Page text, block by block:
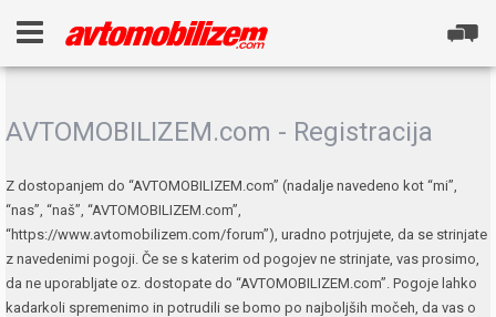
AVTOMOBILIZEM.com - Registracija
Z dostopanjem do “AVTOMOBILIZEM.com” (nadalje navedeno kot “mi”,
“nas”, “naš”, “AVTOMOBILIZEM.com”,
“https://www.avtomobilizem.com/forum”), uradno potrjujete, da se strinjate
z navedenimi pogoji. Če se s katerim od pogojev ne strinjate, vas prosimo,
da ne uporabljate oz. dostopate do “AVTOMOBILIZEM.com”. Pogoje lahko
kadarkoli spremenimo in potrudili se bomo po najboljših močeh, da vas o